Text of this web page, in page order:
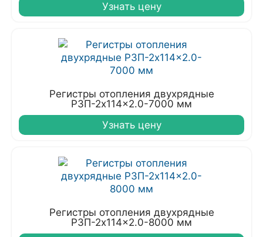
Узнать цену
Регистры отопления двухрядные
РЗП-2x114x2.0-7000 мм
Узнать цену
Регистры отопления двухрядные
РЗП-2x114x2.0-8000 мм